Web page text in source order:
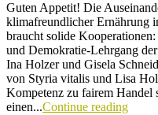
Guten Appetit! Die
klimafreundlicher Ernährung
braucht solide
und Demokratie-Lehrgang
Ina Holzer und Gisela
von Styria vitalis und Lisa
Kompetenz zu fairem Handel
einen...Continue reading